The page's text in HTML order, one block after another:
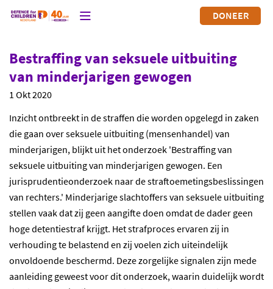
DONEER
Bestraffing van seksuele uitbuiting
van minderjarigen gewogen
1 Okt 2020
Inzicht ontbreekt in de straffen die worden opgelegd in zaken
die gaan over seksuele uitbuiting (mensenhandel) van
minderjarigen, blijkt uit het onderzoek 'Bestraffing van
seksuele uitbuiting van minderjarigen gewogen. Een
jurisprudentieonderzoek naar de straftoemetingsbeslissingen
van rechters.' Minderjarige slachtoffers van seksuele uitbuiting
stellen vaak dat zij geen aangifte doen omdat de dader geen
hoge detentiestraf krijgt. Het strafproces ervaren zij in
verhouding te belastend en zij voelen zich uiteindelijk
onvoldoende beschermd. Deze zorgelijke signalen zijn mede
aanleiding geweest voor dit onderzoek, waarin duidelijk wordt